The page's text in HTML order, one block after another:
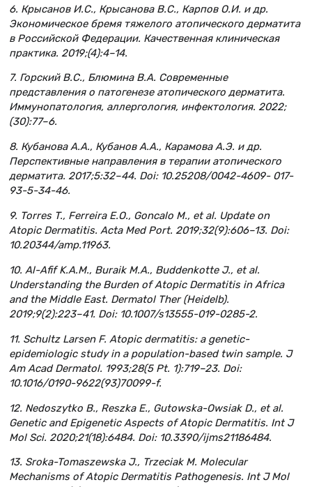
6. Крысанов И.С., Крысанова В.С., Карпов О.И. и др.
Экономическое бремя тяжелого атопического дерматита
в Российской Федерации. Качественная клиническая
практика. 2019;(4):4–14.
7. Горский В.С., Блюмина В.А. Современные
представления о патогенезе атопического дерматита.
Иммунопатология, аллергология, инфектология. 2022;
(30):77–6.
8. Кубанова А.А., Кубанов А.А., Карамова А.Э. и др.
Перспективные направления в терапии атопического
дерматита. 2017;5:32–44. Doi: 10.25208/0042-4609- 017-
93-5-34-46.
9. Torres T., Ferreira E.O., Goncalo M., et al. Update on
Atopic Dermatitis. Acta Med Port. 2019;32(9):606–13. Doi:
10.20344/amp.11963.
10. Al-Afif K.A.M., Buraik M.A., Buddenkotte J., et al.
Understanding the Burden of Atopic Dermatitis in Africa
and the Middle East. Dermatol Ther (Heidelb).
2019;9(2):223–41. Doi: 10.1007/s13555-019-0285-2.
11. Schultz Larsen F. Atopic dermatitis: a genetic-
epidemiologic study in a population-based twin sample. J
Am Acad Dermatol. 1993;28(5 Pt. 1):719–23. Doi:
10.1016/0190-9622(93)70099-f.
12. Nedoszytko B., Reszka E., Gutowska-Owsiak D., et al.
Genetic and Epigenetic Aspects of Atopic Dermatitis. Int J
Mol Sci. 2020;21(18):6484. Doi: 10.3390/ijms21186484.
13. Sroka-Tomaszewska J., Trzeciak M. Molecular
Mechanisms of Atopic Dermatitis Pathogenesis. Int J Mol